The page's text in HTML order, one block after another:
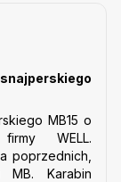
MB15 o
WELL.
poprzednich,
Karabin